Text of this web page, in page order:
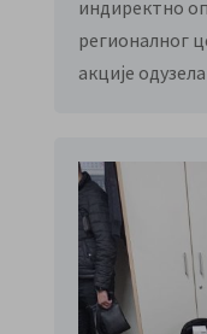
индиректно
регионалног
акције